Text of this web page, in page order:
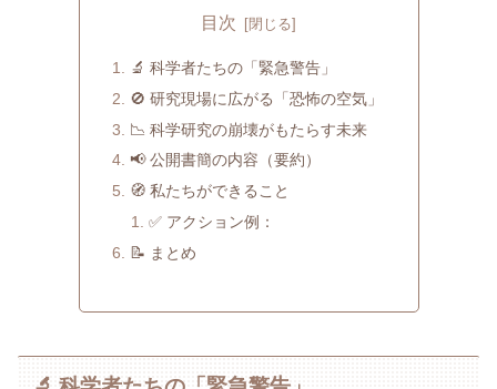
目次
🔬 科学者たちの「緊急警告」
🚫 研究現場に広がる「恐怖の空気」
📉 科学研究の崩壊がもたらす未来
📢 公開書簡の内容（要約）
🧭 私たちができること
✅ アクション例：
📝 まとめ